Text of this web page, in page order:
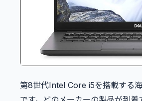
第8世代Intel Core i5を搭載する